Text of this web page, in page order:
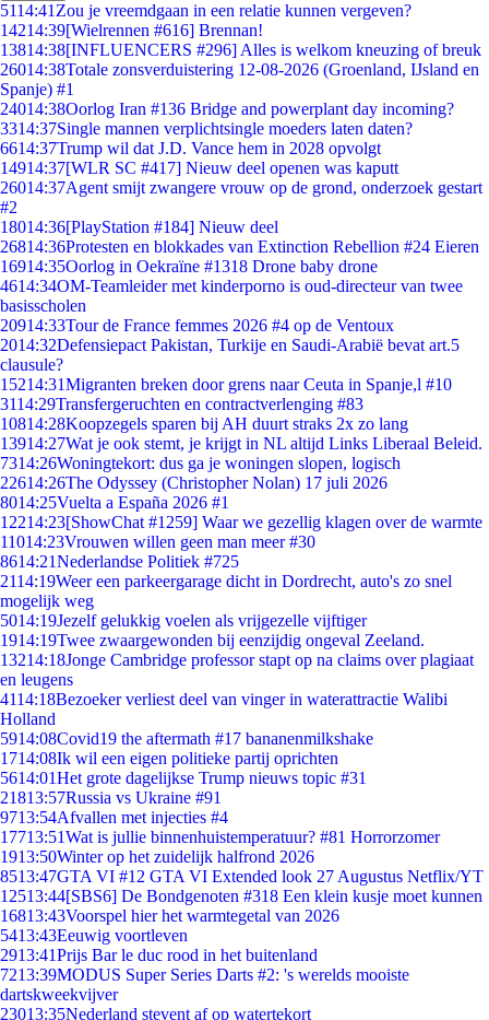
5114:41 Zou je vreemdgaan in een relatie kunnen vergeven?
14214:39[Wielrennen #616] Brennan!
13814:38[INFLUENCERS #296] Alles is welkom kneuzing of breuk
26014:38Totale zonsverduistering 12-08-2026 (Groenland, IJsland en
Spanje) #1
24014:38Oorlog Iran #136 Bridge and powerplant day incoming?
3314:37Single mannen verplichtsingle moeders laten daten?
6614:37Trump wil dat J.D. Vance hem in 2028 opvolgt
14914:37[WLR SC #417] Nieuw deel openen was kaputt
26014:37Agent smijt zwangere vrouw op de grond, onderzoek gestart
#2
18014:36[PlayStation #184] Nieuw deel
26814:36Protesten en blokkades van Extinction Rebellion #24 Eieren
16914:35Oorlog in Oekraïne #1318 Drone baby drone
4614:34OM-Teamleider met kinderporno is oud-directeur van twee
basisscholen
20914:33Tour de France femmes 2026 #4 op de Ventoux
2014:32Defensiepact Pakistan, Turkije en Saudi-Arabië bevat art.5
clausule?
15214:31Migranten breken door grens naar Ceuta in Spanje,l #10
3114:29Transfergeruchten en contractverlenging #83
10814:28Koopzegels sparen bij AH duurt straks 2x zo lang
13914:27Wat je ook stemt, je krijgt in NL altijd Links Liberaal Beleid.
7314:26Woningtekort: dus ga je woningen slopen, logisch
22614:26The Odyssey (Christopher Nolan) 17 juli 2026
8014:25Vuelta a España 2026 #1
12214:23[ShowChat #1259] Waar we gezellig klagen over de warmte
11014:23Vrouwen willen geen man meer #30
8614:21Nederlandse Politiek #725
2114:19Weer een parkeergarage dicht in Dordrecht, auto's zo snel
mogelijk weg
5014:19Jezelf gelukkig voelen als vrijgezelle vijftiger
1914:19Twee zwaargewonden bij eenzijdig ongeval Zeeland.
13214:18Jonge Cambridge professor stapt op na claims over plagiaat
en leugens
4114:18Bezoeker verliest deel van vinger in waterattractie Walibi
Holland
5914:08Covid19 the aftermath #17 bananenmilkshake
1714:08Ik wil een eigen politieke partij oprichten
5614:01Het grote dagelijkse Trump nieuws topic #31
21813:57Russia vs Ukraine #91
9713:54Afvallen met injecties #4
17713:51Wat is jullie binnenhuistemperatuur? #81 Horrorzomer
1913:50Winter op het zuidelijk halfrond 2026
8513:47GTA VI #12 GTA VI Extended look 27 Augustus Netflix/YT
12513:44[SBS6] De Bondgenoten #318 Een klein kusje moet kunnen
16813:43Voorspel hier het warmtegetal van 2026
5413:43Eeuwig voortleven
2913:41Prijs Bar le duc rood in het buitenland
7213:39MODUS Super Series Darts #2: 's werelds mooiste
dartskweekvijver
23013:35Nederland stevent af op watertekort